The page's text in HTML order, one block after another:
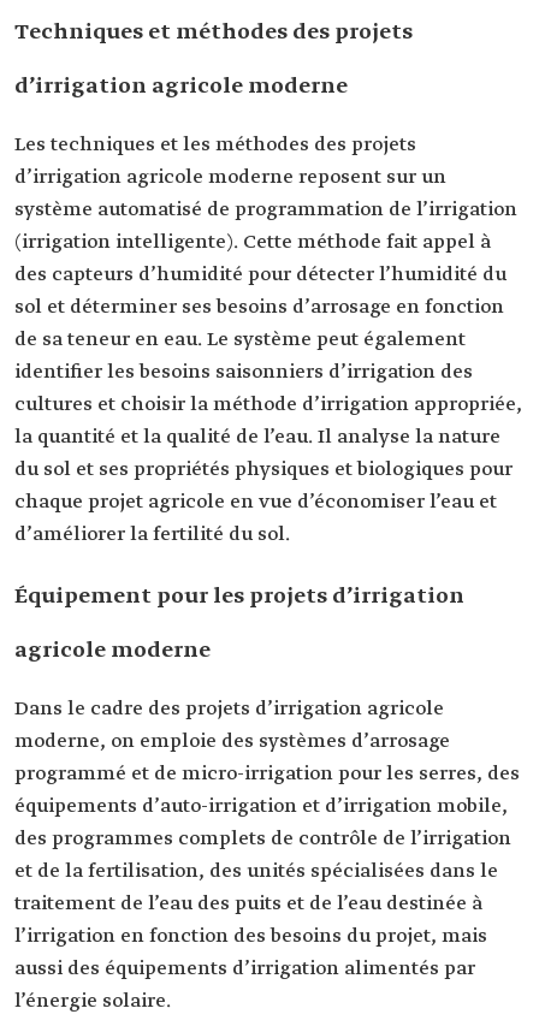
Techniques et méthodes des projets
d’irrigation agricole moderne
Les techniques et les méthodes des projets
d’irrigation agricole moderne reposent sur un
système automatisé de programmation de l’irrigation
(irrigation intelligente). Cette méthode fait appel à
des capteurs d’humidité pour détecter l’humidité du
sol et déterminer ses besoins d’arrosage en fonction
de sa teneur en eau. Le système peut également
identifier les besoins saisonniers d’irrigation des
cultures et choisir la méthode d’irrigation appropriée,
la quantité et la qualité de l’eau. Il analyse la nature
du sol et ses propriétés physiques et biologiques pour
chaque projet agricole en vue d’économiser l’eau et
d’améliorer la fertilité du sol.
Équipement pour les projets d’irrigation
agricole moderne
Dans le cadre des projets d’irrigation agricole
moderne, on emploie des systèmes d’arrosage
programmé et de micro-irrigation pour les serres, des
équipements d’auto-irrigation et d’irrigation mobile,
des programmes complets de contrôle de l’irrigation
et de la fertilisation, des unités spécialisées dans le
traitement de l’eau des puits et de l’eau destinée à
l’irrigation en fonction des besoins du projet, mais
aussi des équipements d’irrigation alimentés par
l’énergie solaire.